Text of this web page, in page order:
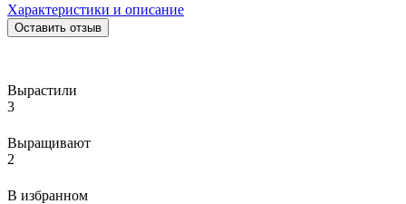
Характеристики и описание
Оставить отзыв
Вырастили
3
Выращивают
2
В избранном